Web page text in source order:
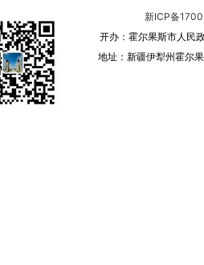
新ICP备
开办：霍尔果斯市人民
地址：新疆伊犁州霍